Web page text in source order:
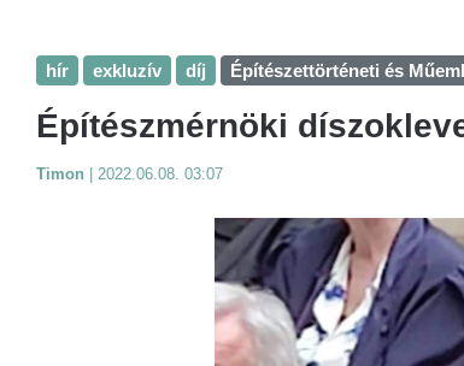
hír exkluzív díj Építészettörténeti és
Építészmérnöki
Timon 2022.06.08. 03:07